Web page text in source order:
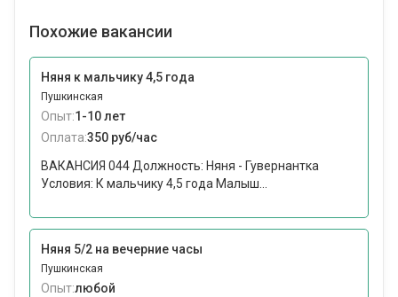
Похожие вакансии
Няня к мальчику 4,5 года
Пушкинская
Опыт:1-10 лет
Оплата:350 руб/час
ВАКАНСИЯ 044 Должность: Няня - Гувернантка
Условия: К мальчику 4,5 года Малыш...
Няня 5/2 на вечерние часы
Пушкинская
Опыт:любой